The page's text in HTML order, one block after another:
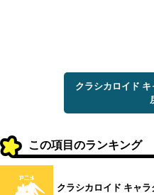
クラシカロイド
この項目のランキング
クラシカロイド キャ